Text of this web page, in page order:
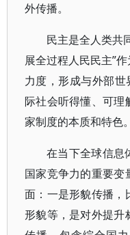
外传播。
民主是全人类共
展全过程人民民主”
力度，形成与外部世
际社会听得懂、可理
家制度的本质和特色。
在当下全球信息
国家竞争力的重要
面：一是形貌传播，
形貌等，是对外提升